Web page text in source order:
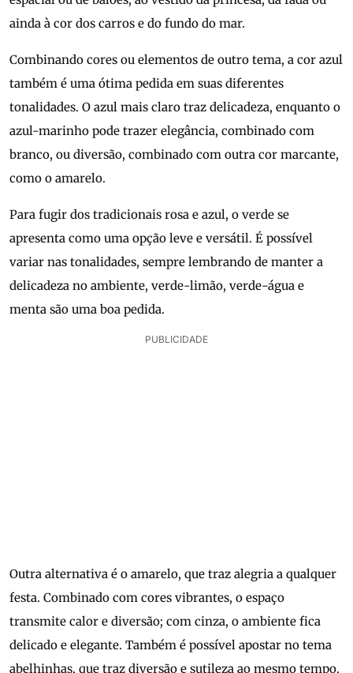
ainda à cor dos carros e do fundo do mar.
Combinando cores ou elementos de outro tema, a cor azul
também é uma ótima pedida em suas diferentes
tonalidades. O azul mais claro traz delicadeza, enquanto o
azul-marinho pode trazer elegância, combinado com
branco, ou diversão, combinado com outra cor marcante,
como o amarelo.
Para fugir dos tradicionais rosa e azul, o verde se
apresenta como uma opção leve e versátil. É possível
variar nas tonalidades, sempre lembrando de manter a
delicadeza no ambiente, verde-limão, verde-água e
menta são uma boa pedida.
PUBLICIDADE
Outra alternativa é o amarelo, que traz alegria a qualquer
festa. Combinado com cores vibrantes, o espaço
transmite calor e diversão; com cinza, o ambiente fica
delicado e elegante. Também é possível apostar no tema
abelhinhas, que traz diversão e sutileza ao mesmo tempo.